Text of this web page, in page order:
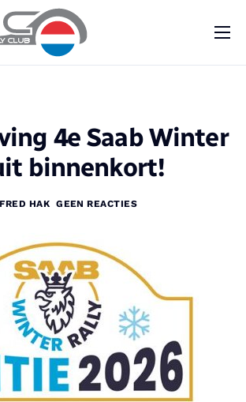
4e Saab Winter
binnenkort!
FRED HAK GEEN REACTIES